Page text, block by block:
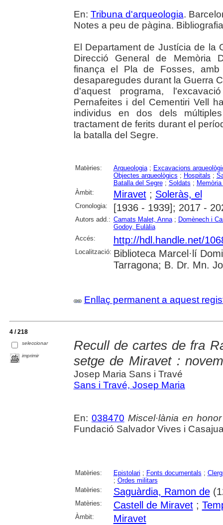
En: Tribuna d'arqueologia.
Notes a peu de pàgina.
El Departament de Justícia de la
Direcció General de Memòria
finança el Pla de Fosses,
desaparegudes durant la Guerra
d'aquest programa,
Pernafeites i del Cementiri Vell
individus en dos dels
tractament de ferits durant el
la batalla del Segre.
Matèries: Arqueologia; Excavacions
Objectes arqueològics ; Hospitals ;
Batalla del Segre; Soldats ;
Àmbit:
Miravet; Soleràs, el
Cronologia: [1936 - 1939]; 2017 -
Autors add.: Camats Malet, Anna; Domènech i
Godoy, Eulàlia
Accés:
http://hdl.handle.net/
Localització: Biblioteca Marcel·lí
Tarragona; B. Dr. Mn.
Enllaç permanent a aquest
4 / 218
seleccionar
imprimir
Recull de cartes de fra
setge de Miravet :
Josep Maria Sans i Travé
Sans i Travé, Josep Maria
En: 038470 Miscel·lània en
Fundació Salvador Vives i
Matèries: Epistolari ; Fonts documentals ;
; Ordes militars
Matèries:
Saguàrdia, Ramon de
Matèries: Castell de Miravet;
Àmbit: Miravet